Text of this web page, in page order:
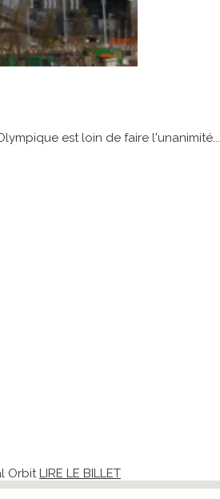
est loin de faire l'unanimité...
Orbit LIRE LE BILLET